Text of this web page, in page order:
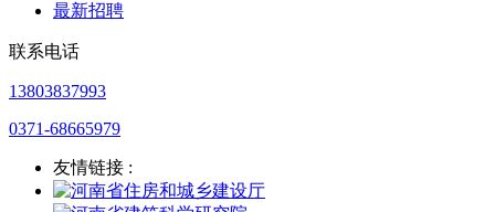
最新招聘
联系电话
13803837993
0371-68665979
友情链接 :